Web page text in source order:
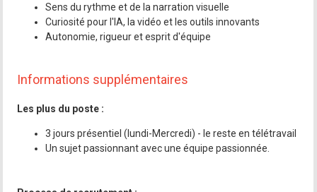
Sens du rythme et de la narration visuelle
Curiosité pour l'IA, la vidéo et les outils innovants
Autonomie, rigueur et esprit d'équipe
Informations supplémentaires
Les plus du poste :
3 jours présentiel (lundi-Mercredi) - le reste en télétravail
Un sujet passionnant avec une équipe passionnée.